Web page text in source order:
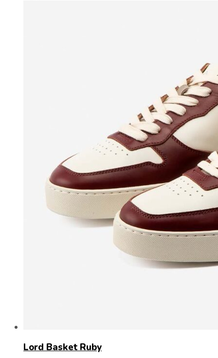
Lord Basket Ruby